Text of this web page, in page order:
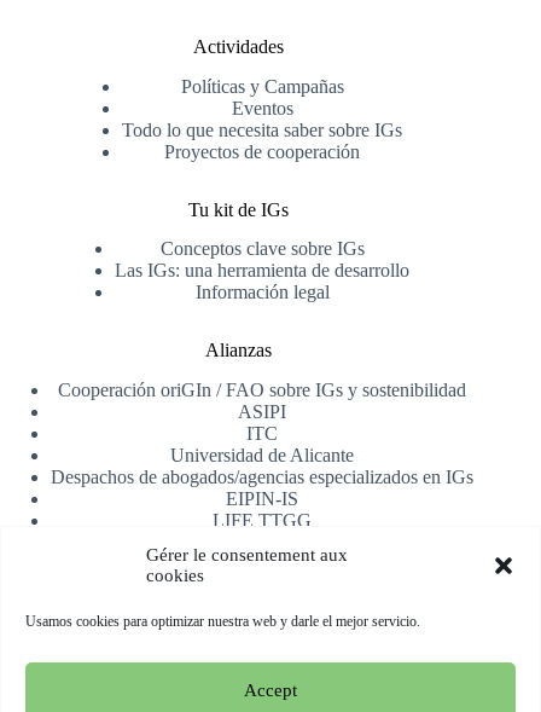
Gérer le consentement aux
cookies
Usamos cookies para optimizar nuestra web y darle el mejor servicio.
Accept
Actividades
Políticas y Campañas
Eventos
Todo lo que necesita saber sobre IGs
Proyectos de cooperación
Tu kit de IGs
Conceptos clave sobre IGs
Las IGs: una herramienta de desarrollo
Información legal
Alianzas
Cooperación oriGIn / FAO sobre IGs y sostenibilidad
ASIPI
ITC
Universidad de Alicante
Despachos de abogados/agencias especializados en IGs
EIPIN-IS
LIFE TTGG
Registrarse